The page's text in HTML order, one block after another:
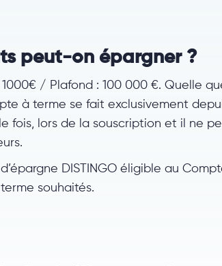
peut-on épargner ?
1000€ / Plafond : 100 000 €. Quelle
à terme se fait exclusivement
fois, lors de la souscription et il ne
DISTINGO éligible au
souhaités.